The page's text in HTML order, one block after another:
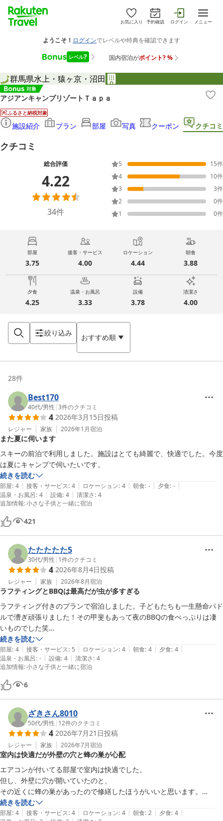
お気に入り 予約確認 ログイン メニュー
群馬県水上・猿ヶ京・沼田
アジアンキャンプリゾートＴａｐａ
ふるさと納税対象
施設紹介 プラン 部屋 写真 クーポン クチコミ
クチコミ
総合評価
4.22
34件
5 15件
4
10件
3
3件
2
0件
1
0件
部屋
3.75
接客・サービス
4.00
ロケーション
4.44
朝食
3.88
夕食
4.25
温泉・お風呂
3.33
設備
3.78
清潔さ
4.00
絞り込み おすすめ順
28件
Best170
40代/男性 |3件のクチコミ
4 2026年3月15日投稿
レジャー 家族 2026年1月宿泊
また夏に伺います
スキーの前泊で利用しました。施設はとても綺麗で、快適でした。今度
は夏にキャンプで伺いたいです。
続きを読む
部屋: 4 | 接客・サービス: 4 | ロケーション: 4 | 朝食: - | 夕食: - |
温泉・お風呂: 4 | 設備: 4 | 清潔さ: 4
追加情報:小さな子供と一緒に宿泊
421
たたたたた5
30代/男性 | 1件のクチコミ
4 2026年8月4日投稿
レジャー 家族 2026年8月宿泊
ラフティングとBBQは最高だが虫が多すぎる
ラフティング付きのプランで宿泊しました。子どもたちも一生懸命パド
ルで漕ぎ頑張りました！その甲斐もあって夜のBBQの食べっぷりは凄
いものでした笑
宿泊時は夏で日中は33℃で暑かったですが、夜は25℃と過ごしやすい
気温でした。唯一の欠点は虫が想定以上に多かった点です。本当に苦手
な方はおすすめできません。虫よけスプレーは全然効果ありませんでし
た。煙の出る蚊取り線香を四方八方に使えばもしかしたら効果があるか
もです。
続きを読む
部屋: 4 | 接客・サービス: 5 | ロケーション: 4 | 朝食: 4 | 夕食: 4 |
温泉・お風呂: - | 設備: 4 | 清潔さ: 4
追加情報:小さな子供と一緒に宿泊
6
ざきさん8010
50代/男性 | 12件のクチコミ
4 2026年7月21日投稿
レジャー 家族 2026年7月宿泊
室内は快適だが外壁の穴と蜂の巣が心配
エアコンが付いてる部屋で室内は快適でした。
但し、外壁に穴が開いていたのと、
その近くに蜂の巣があったので修繕したほうがいいと思います。
セルフの割には値段も良心的。
出来れば各部屋にトイレを設置して欲しいかな…
続きを読む
部屋: 4 | 接客・サービス: 4 | ロケーション: 4 | 朝食: 2 | 夕食: 4 |